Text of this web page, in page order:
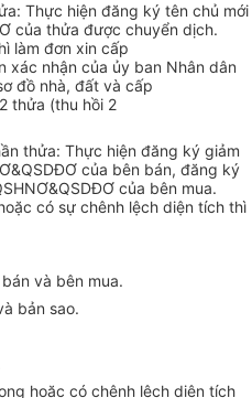
Thực hiện đăng ký tên chủ mới
của thửa được chuyển dịch.
làm đơn xin cấp
xác nhận của ủy ban Nhân dân
đồ nhà, đất và cấp
thửa (thu hồi 2
thửa: Thực hiện đăng ký giảm
của bên bán, đăng ký
của bên mua.
có sự chênh lệch diện tích thì
và bên mua.
bản sao.
hoặc có chênh lệch diện tích